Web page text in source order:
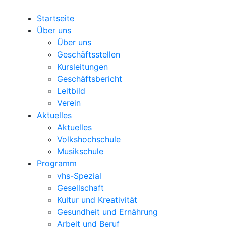
Startseite
Über uns
Über uns
Geschäftsstellen
Kursleitungen
Geschäftsbericht
Leitbild
Verein
Aktuelles
Aktuelles
Volkshochschule
Musikschule
Programm
vhs-Spezial
Gesellschaft
Kultur und Kreativität
Gesundheit und Ernährung
Arbeit und Beruf